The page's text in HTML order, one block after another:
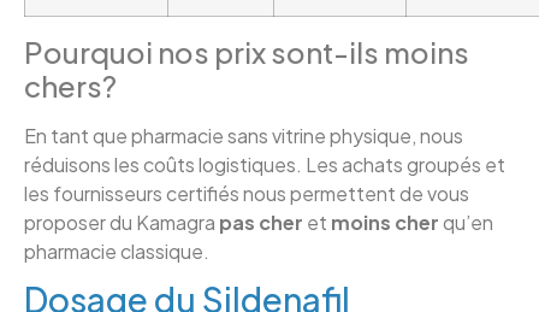
Pourquoi nos prix sont-ils moins
chers?
En tant que pharmacie sans vitrine physique, nous
réduisons les coûts logistiques. Les achats groupés et
les fournisseurs certifiés nous permettent de vous
proposer du Kamagra pas cher et moins cherqu’en
pharmacie classique.
Dosage du Sildenafil